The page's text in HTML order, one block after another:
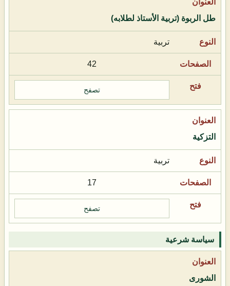
طل الربوة (تربية الأستاذ لطلابه)
تربية
42
تصفح
التزكية
تربية
17
تصفح
سياسة شرعية
الشورى